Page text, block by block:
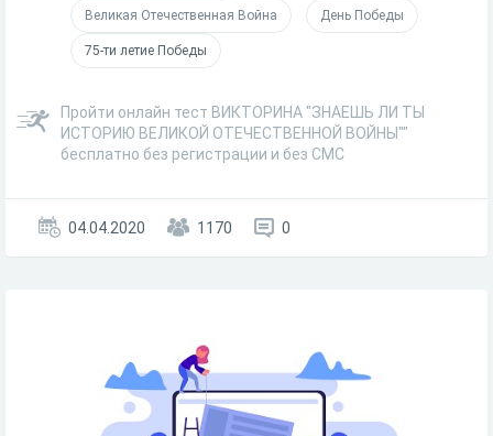
Великая Отечественная Война День Победы
75-ти летие Победы
Пройти онлайн тест ВИКТОРИНА "ЗНАЕШЬ ЛИ ТЫ
ИСТОРИЮ ВЕЛИКОЙ ОТЕЧЕСТВЕННОЙ ВОЙНЫ""
бесплатно без регистрации и без СМС
04.04.2020 1170 0